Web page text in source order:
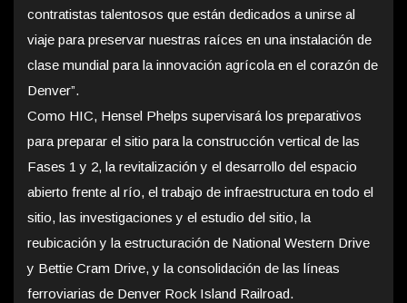
contratistas talentosos que están dedicados a unirse al
viaje para preservar nuestras raíces en una instalación de
clase mundial para la innovación agrícola en el corazón de
Denver”.
Como HIC, Hensel Phelps supervisará los preparativos
para preparar el sitio para la construcción vertical de las
Fases 1 y 2, la revitalización y el desarrollo del espacio
abierto frente al río, el trabajo de infraestructura en todo el
sitio, las investigaciones y el estudio del sitio, la
reubicación y la estructuración de National Western Drive
y Bettie Cram Drive, y la consolidación de las líneas
ferroviarias de Denver Rock Island Railroad.